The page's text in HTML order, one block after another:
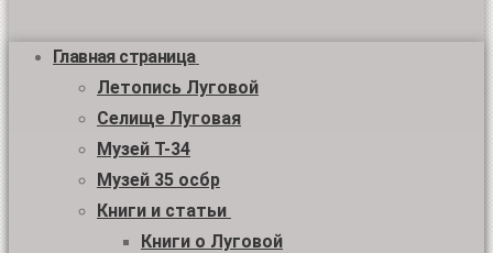
Главная страница
Летопись Луговой
Селище Луговая
Музей Т-34
Музей 35 осбр
Книги и статьи
Книги о Луговой